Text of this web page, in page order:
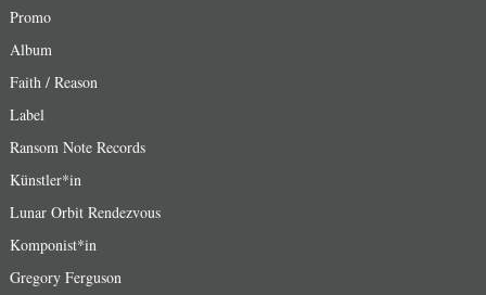
Promo
Album
Faith / Reason
Label
Ransom Note Records
Künstler*in
Lunar Orbit Rendezvous
Komponist*in
Gregory Ferguson